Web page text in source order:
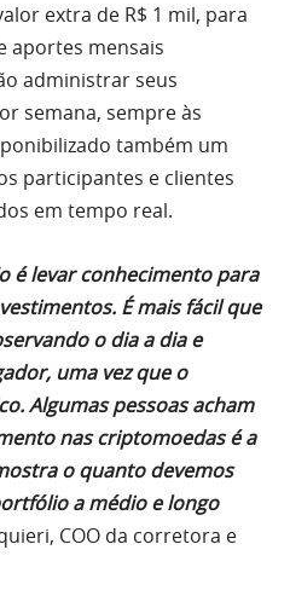
extra de R$ 1 mil, para
aportes mensais
administrar seus
semana, sempre às
também um
participantes e clientes
em tempo real.
é levar conhecimento para
É mais fácil que
o dia a dia e
uma vez que o
Algumas pessoas acham
nas criptomoedas é a
o quanto devemos
a médio e longo
COO da corretora e